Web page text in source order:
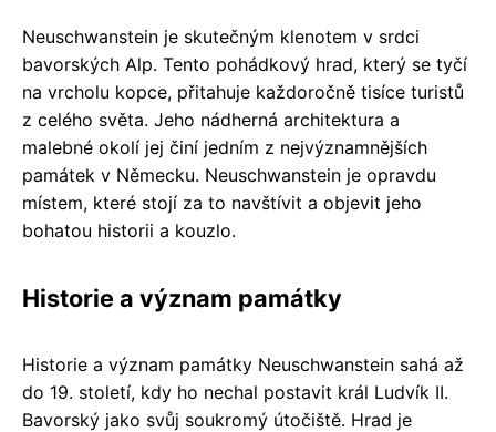
Neuschwanstein je skutečným klenotem v srdci
bavorských Alp. Tento pohádkový hrad, který se tyčí
na vrcholu kopce, přitahuje každoročně tisíce turistů
z celého světa. Jeho nádherná architektura a
malebné okolí jej činí jedním z nejvýznamnějších
památek v Německu. Neuschwanstein je opravdu
místem, které stojí za to navštívit a objevit jeho
bohatou historii a kouzlo.
Historie a význam památky
Historie a význam památky Neuschwanstein sahá až
do 19. století, kdy ho nechal postavit král Ludvík II.
Bavorský jako svůj soukromý útočiště. Hrad je